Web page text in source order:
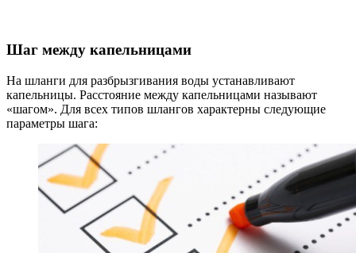
Шаг между капельницами
На шланги для разбрызгивания воды устанавливают
капельницы. Расстояние между капельницами называют
«шагом». Для всех типов шлангов характерны следующие
параметры шага: